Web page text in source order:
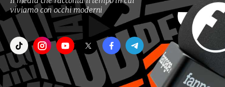
viviamo con occhi moderni